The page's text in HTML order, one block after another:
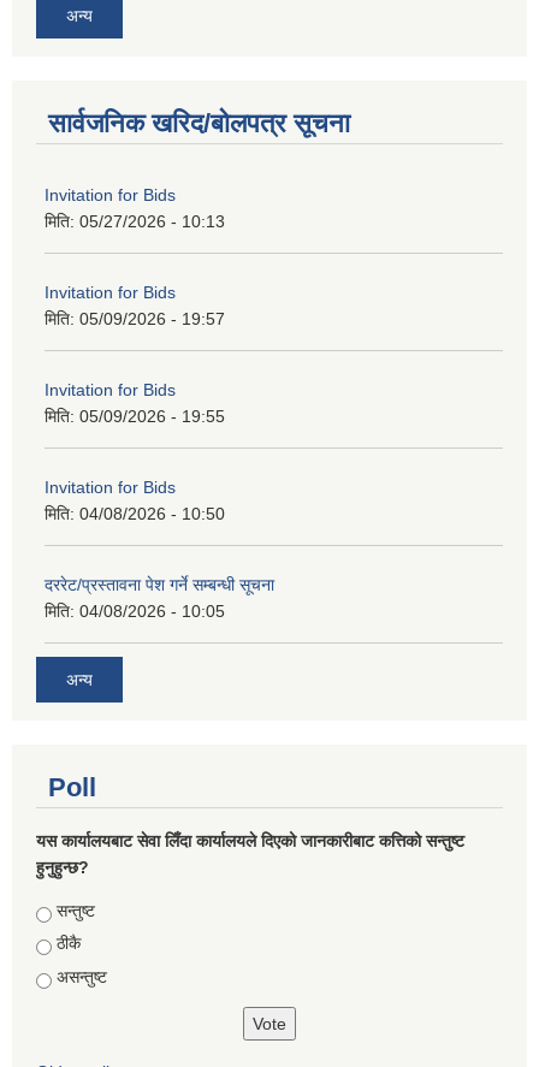
अन्य
सार्वजनिक खरिद/बोलपत्र सूचना
Invitation for Bids
मिति: 05/27/2026 - 10:13
Invitation for Bids
मिति: 05/09/2026 - 19:57
Invitation for Bids
मिति: 05/09/2026 - 19:55
Invitation for Bids
मिति: 04/08/2026 - 10:50
दररेट/प्रस्तावना पेश गर्ने सम्बन्धी सूचना
मिति: 04/08/2026 - 10:05
अन्य
Poll
यस कार्यालयबाट सेवा लिँदा कार्यालयले दिएको जानकारीबाट कत्तिको सन्तुष्ट
हुनुहुन्छ?
Choices
सन्तुष्ट
ठीकै
असन्तुष्ट